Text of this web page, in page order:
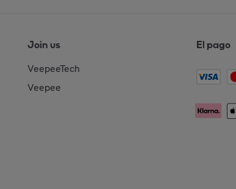
Join us
VeepeeTech
Veepee
El pago